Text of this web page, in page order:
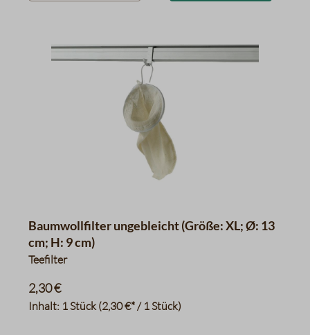
Baumwollfilter ungebleicht (Größe: XL; Ø: 13
cm; H: 9 cm)
Teefilter
Inhalt: 1 Stück(2,30 €* / 1 Stück)
2,30 €